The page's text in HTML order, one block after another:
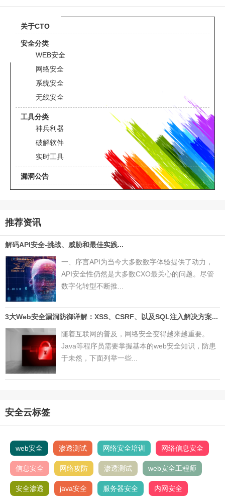
关于CTO
安全分类
WEB安全
网络安全
系统安全
无线安全
工具分类
神兵利器
破解软件
实时工具
漏洞公告
推荐资讯
解码API安全-挑战、威胁和最佳实践...
一、序言API为当今大多数数字体验提供了动力，
API安全性仍然是大多数CXO最关心的问题。尽管
数字化转型不断推...
3大Web安全漏洞防御详解：XSS、CSRF、以及SQL注入解决方案...
随着互联网的普及，网络安全变得越来越重要。
Java等程序员需要掌握基本的web安全知识，防患
于未然，下面列举一些...
安全云标签
web安全 渗透测试 网络安全培训 网络信息安全
信息安全 网络攻防 渗透测试 web安全工程师
安全渗透 java安全 服务器安全 内网安全